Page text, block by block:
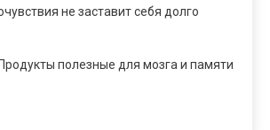
не заставит себя долго
полезные для мозга и памяти